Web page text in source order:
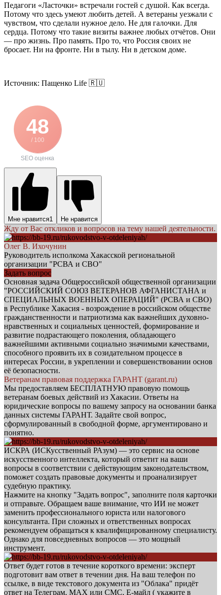
Педагоги «Ласточки» встречали гостей с душой. Как всегда.
Потому что здесь умеют любить детей. А ветераны уезжали с
чувством, что сделали нужное дело. Не для галочки. Для
сердца. Потому что такие визиты важнее любых отчётов. Они
— про жизнь. Про память. Про то, что Россия своих не
бросает. Ни на фронте. Ни в тылу. Ни в детском доме.
Источник: Пащенко Life 🇷🇺
48
/ 100
SEO оценка
Мне нравится1 Не нравится
Жду от Вас откликов и вопросов на тему нашей деятельности.
Олег В. Ихочунин
Руководитель исполкома Хакасской региональной
организации "РСВА и СВО"
Задать вопрос
Основная задача Общероссийской общественной организации
"РОССИЙСКИЙ СОЮЗ ВЕТЕРАНОВ АФГАНИСТАНА и
СПЕЦИАЛЬНЫХ ВОЕННЫХ ОПЕРАЦИЙ" (РСВА и СВО)
в Республике Хакасия - возрождение в российском обществе
гражданственности и патриотизма как важнейших духовно-
нравственных и социальных ценностей, формирование и
развитие подрастающего поколения, обладающего
важнейшими активными социально значимыми качествами,
способного проявить их в созидательном процессе в
интересах России, в укреплении и совершенствовании основ
её безопасности.
Ветеранам правовая поддержка ГАРАНТ (garant.ru)
Мы предоставляем БЕСПЛАТНУЮ правовую помощь
ветеранам боевых действий из Хакасии. Ответы на
юридические вопросы по вашему запросу на основании банка
данных системы ГАРАНТ. Задайте свой вопрос,
сформулированный в свободной форме, аргументировано и
понятно.
ИСКРА (ИСКусственный РАзум) — это сервис на основе
искусственного интеллекта, который ответит на ваши
вопросы в соответствии с действующим законодательством,
поможет создать правовые документы и проанализирует
судебную практику.
Нажмите на кнопку "Задать вопрос", заполните поля карточки
и отправьте. Обращаем ваше внимание, что ИИ не может
заменить профессионального юриста или налогового
консультанта. При сложных и ответственных вопросах
рекомендуем обращаться к квалифицированному специалисту.
Однако для повседневных вопросов — это мощный
инструмент.
Ответ будет готов в течение короткого времени: эксперт
подготовит вам ответ в течении дня. На ваш телефон по
ссылке, в виде текстового документа из "Облака" придёт
ответ на Телеграм, МАХ или СМС, Е-майл ( укажите в